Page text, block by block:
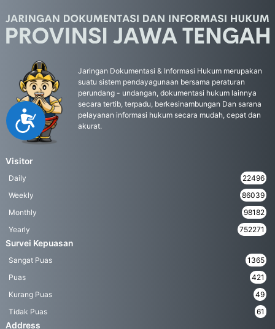
Accessibility
Jaringan Dokumentasi & Informasi Hukum merupakan
suatu sistem pendayagunaan bersama peraturan
perundang - undangan, dokumentasi hukum lainnya
secara tertib, terpadu, berkesinambungan Dan sarana
pelayanan informasi hukum secara mudah, cepat dan
akurat.
Visitor
Daily
22496
Weekly
86039
Monthly
98182
Yearly
752271
Survei Kepuasan
Sangat Puas
1365
Puas
421
Kurang Puas
49
Tidak Puas
61
Address